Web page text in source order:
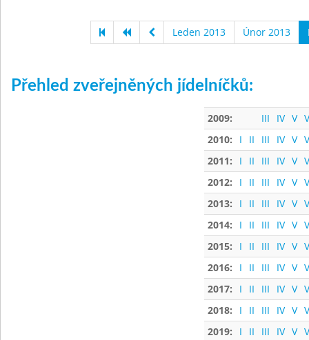
Leden 2013 Únor 2013
Přehled zveřejněných jídelníčků:
2009: III IV V
2010:
I II III IV V
2011:
I II III IV V
2012:
I II III IV V
2013:
I II III IV V
2014:
I II III IV V
2015:
I II III IV V
2016:
I II III IV V
2017:
I II III IV V
2018:
I II III IV V
2019:
I II III IV V